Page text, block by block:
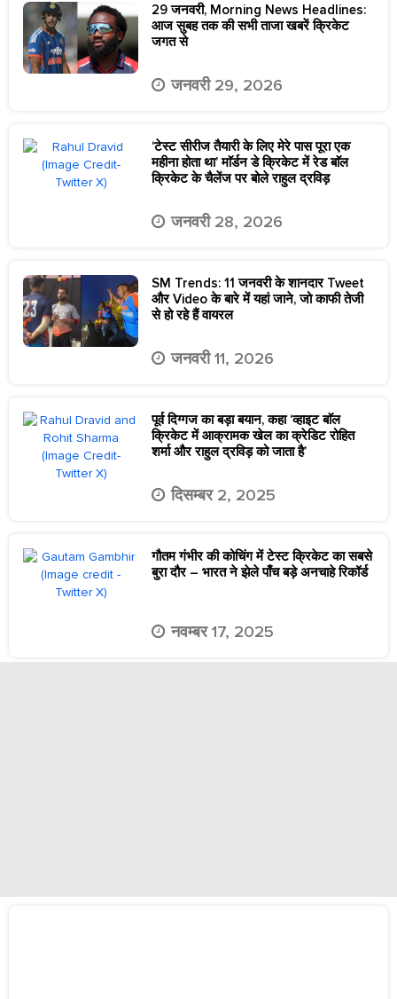
29 जनवरी, Morning News Headlines:
आज सुबह तक की सभी ताजा खबरें क्रिकेट
जगत से
जनवरी 29, 2026
‘टेस्ट सीरीज तैयारी के लिए मेरे पास पूरा एक
महीना होता था’ माॅर्डन डे क्रिकेट में रेड बाॅल
क्रिकेट के चैलेंज पर बोले राहुल द्रविड़
जनवरी 28, 2026
SM Trends: 11 जनवरी के शानदार Tweet
और Video के बारे में यहां जाने, जो काफी तेजी
से हो रहे हैं वायरल
जनवरी 11, 2026
पूर्व दिग्गज का बड़ा बयान, कहा ‘व्हाइट बाॅल
क्रिकेट में आक्रामक खेल का क्रेडिट रोहित
शर्मा और राहुल द्रविड़ को जाता है’
दिसम्बर 2, 2025
गौतम गंभीर की कोचिंग में टेस्ट क्रिकेट का सबसे
बुरा दौर – भारत ने झेले पाँच बड़े अनचाहे रिकॉर्ड
नवम्बर 17, 2025